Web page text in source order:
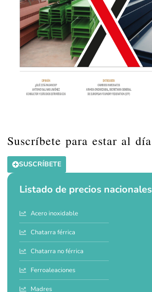
Suscríbete para estar al día
SUSCRÍBETE
Listado de precios nacionales
Acero inoxidable
Chatarra férrica
Chatarra no férrica
Ferroaleaciones
Madres